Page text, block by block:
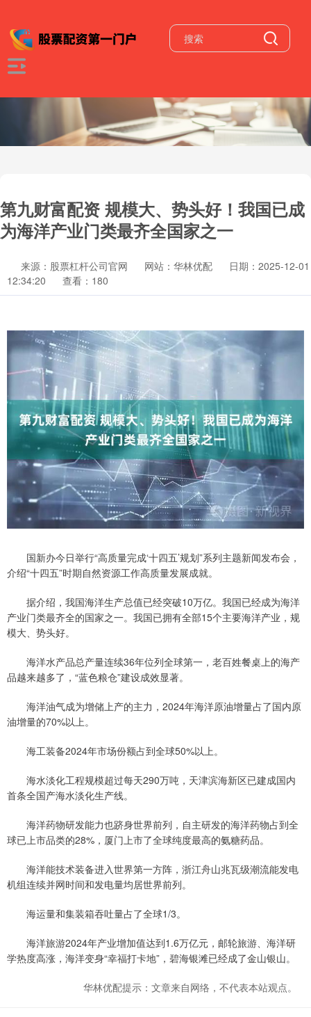
第九财富配资 规模大、势头好！我国已成
为海洋产业门类最齐全国家之一
来源：股票杠杆公司官网 网站：华林优配
日期：2025-12-01
12:34:20
查看：180
国新办今日举行“高质量完成‘十四五’规划”系列主题新闻发布会，
介绍“十四五”时期自然资源工作高质量发展成就。
据介绍，我国海洋生产总值已经突破10万亿。我国已经成为海洋
产业门类最齐全的国家之一。我国已拥有全部15个主要海洋产业，规
模大、势头好。
海洋水产品总产量连续36年位列全球第一，老百姓餐桌上的海产
品越来越多了，“蓝色粮仓”建设成效显著。
海洋油气成为增储上产的主力，2024年海洋原油增量占了国内原
油增量的70%以上。
海工装备2024年市场份额占到全球50%以上。
海水淡化工程规模超过每天290万吨，天津滨海新区已建成国内
首条全国产海水淡化生产线。
海洋药物研发能力也跻身世界前列，自主研发的海洋药物占到全
球已上市品类的28%，厦门上市了全球纯度最高的氨糖药品。
海洋能技术装备进入世界第一方阵，浙江舟山兆瓦级潮流能发电
机组连续并网时间和发电量均居世界前列。
海运量和集装箱吞吐量占了全球1/3。
海洋旅游2024年产业增加值达到1.6万亿元，邮轮旅游、海洋研
学热度高涨，海洋变身“幸福打卡地”，碧海银滩已经成了金山银山。
华林优配提示：文章来自网络，不代表本站观点。